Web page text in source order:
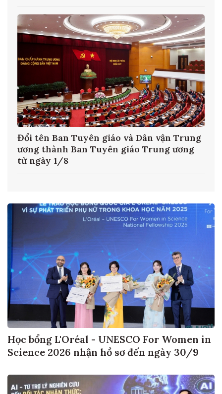
Bộ Chính trị yêu cầu giảm tối thiểu 20%
đầu mối cơ sở giáo dục đại học công lập
Học bổng L'Oréal - UNESCO For Women in
Science 2026 nhận hồ sơ đến ngày 30/9